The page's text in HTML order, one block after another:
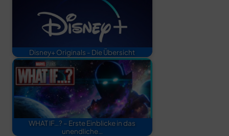
Disney+ Originals - Die Übersicht
WHAT IF…? – Erste Einblicke in das
unendliche…